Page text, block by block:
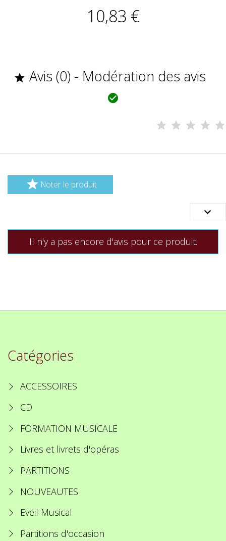
10,83 €
 Avis (0) - Modération des avis

 Noter le produit

Il n'y a pas encore d'avis pour ce produit.
Catégories
ACCESSOIRES
CD
FORMATION MUSICALE
Livres et livrets d'opéras
PARTITIONS
NOUVEAUTES
Eveil Musical
Partitions d'occasion